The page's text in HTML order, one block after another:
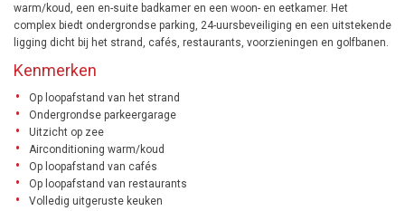
warm/koud, een en-suite badkamer en een woon- en eetkamer. Het
complex biedt ondergrondse parking, 24-uursbeveiliging en een uitstekende
ligging dicht bij het strand, cafés, restaurants, voorzieningen en golfbanen.
Kenmerken
Op loopafstand van het strand
Ondergrondse parkeergarage
Uitzicht op zee
Airconditioning warm/koud
Op loopafstand van cafés
Op loopafstand van restaurants
Volledig uitgeruste keuken